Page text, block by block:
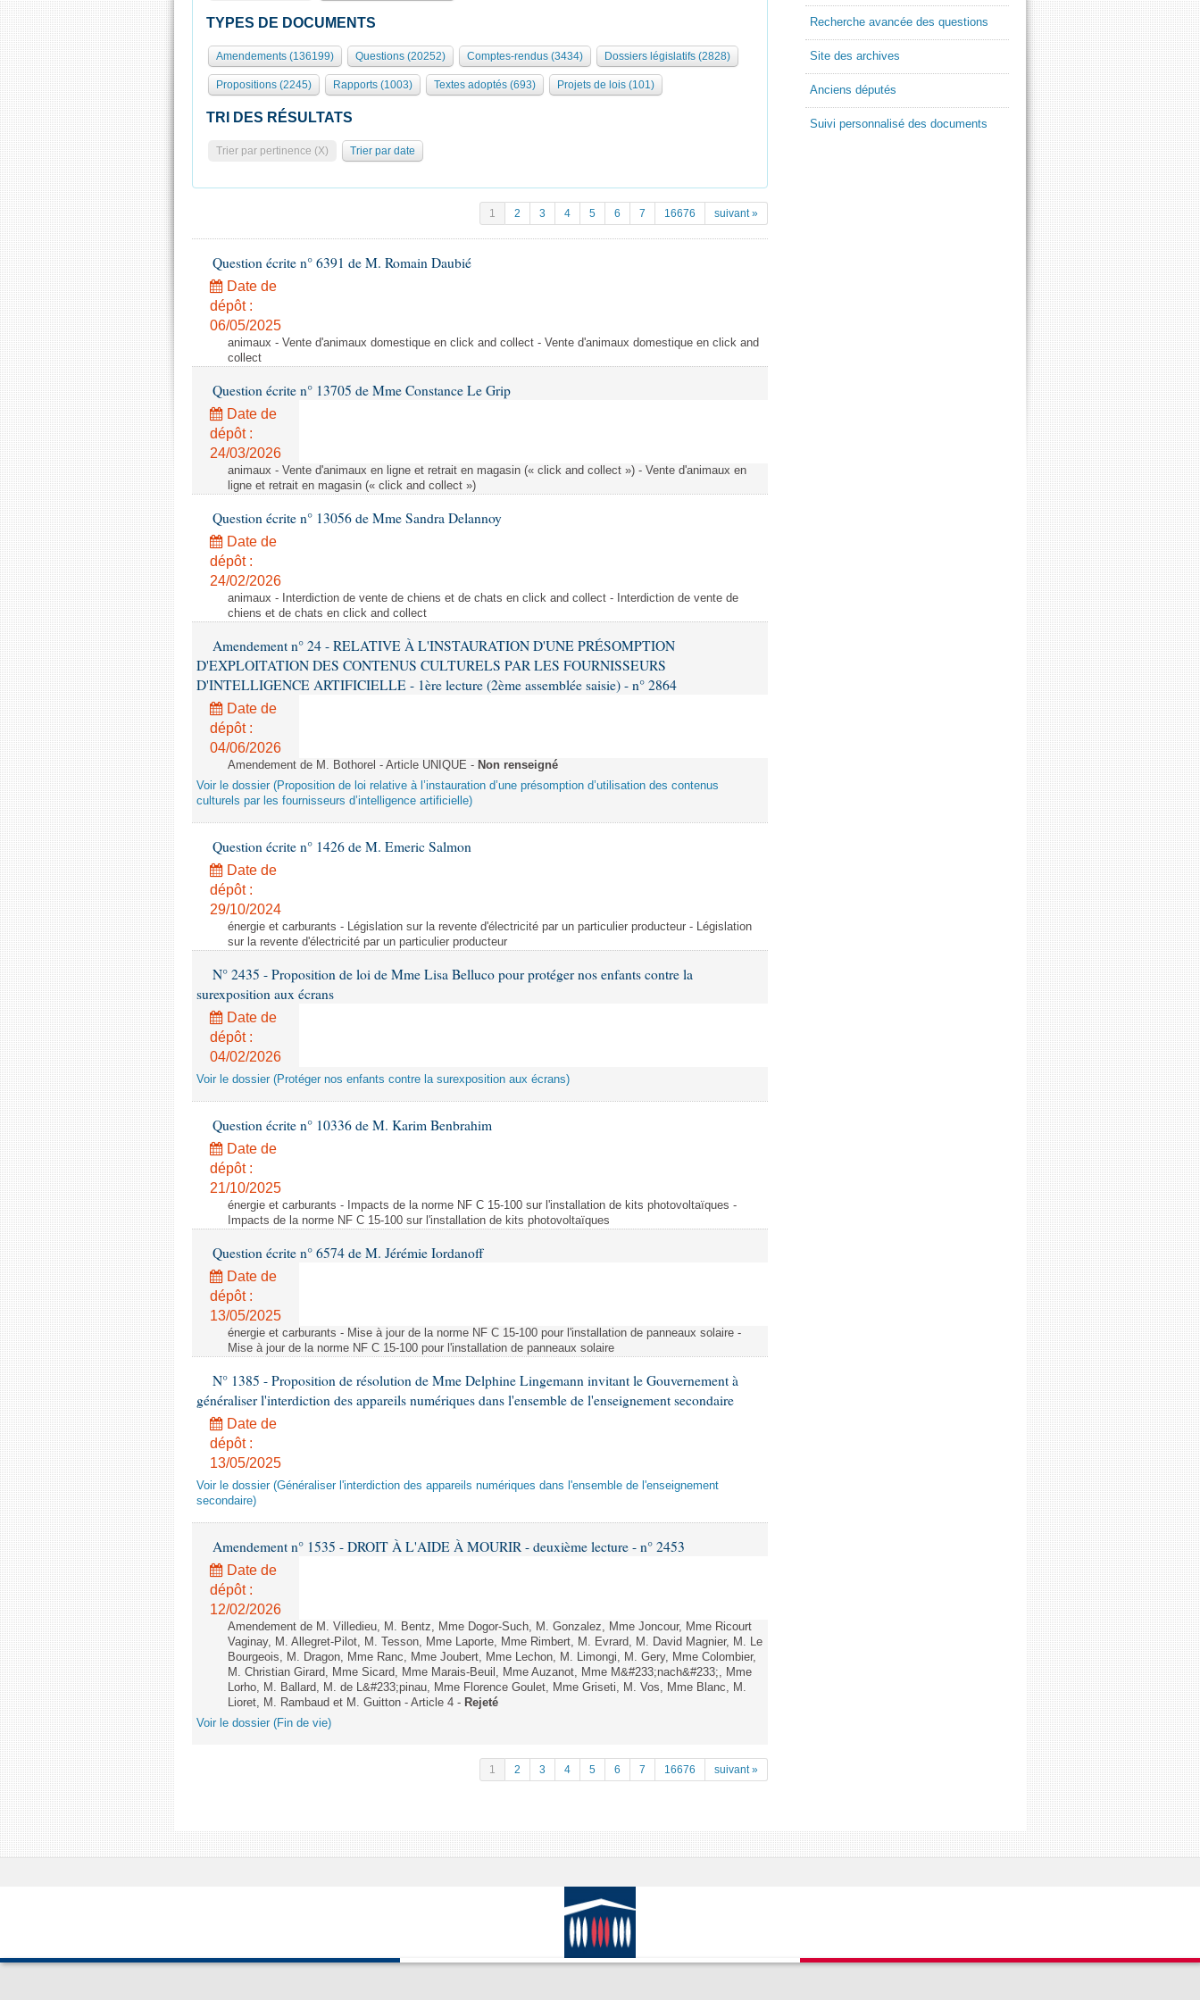
TYPES DE DOCUMENTS
Amendements (136199) Questions (20252) Comptes-rendus (3434) Dossiers législatifs (2828)
Propositions (2245) Rapports (1003) Textes adoptés (693) Projets de lois (101)
TRI DES RÉSULTATS
Trier par pertinence (X) Trier par date
1 2 3 4 5 6 7 16676 suivant »
Question écrite n° 6391 de M. Romain Daubié
Date de
dépôt :
06/05/2025
animaux - Vente d'animaux domestique en click and collect - Vente d'animaux domestique en click and
collect
Question écrite n° 13705 de Mme Constance Le Grip
Date de
dépôt :
24/03/2026
animaux - Vente d'animaux en ligne et retrait en magasin (« click and collect ») - Vente d'animaux en
ligne et retrait en magasin (« click and collect »)
Question écrite n° 13056 de Mme Sandra Delannoy
Date de
dépôt :
24/02/2026
animaux - Interdiction de vente de chiens et de chats en click and collect - Interdiction de vente de
chiens et de chats en click and collect
Amendement n° 24 - RELATIVE À L'INSTAURATION D'UNE PRÉSOMPTION
D'EXPLOITATION DES CONTENUS CULTURELS PAR LES FOURNISSEURS
D'INTELLIGENCE ARTIFICIELLE - 1ère lecture (2ème assemblée saisie) - n° 2864
Date de
dépôt :
04/06/2026
Amendement de M. Bothorel - Article UNIQUE - Non renseigné
Voir le dossier (Proposition de loi relative à l’instauration d’une présomption d’utilisation des contenus
culturels par les fournisseurs d’intelligence artificielle)
Question écrite n° 1426 de M. Emeric Salmon
Date de
dépôt :
29/10/2024
énergie et carburants - Législation sur la revente d'électricité par un particulier producteur - Législation
sur la revente d'électricité par un particulier producteur
N° 2435 - Proposition de loi de Mme Lisa Belluco pour protéger nos enfants contre la
surexposition aux écrans
Date de
dépôt :
04/02/2026
Voir le dossier (Protéger nos enfants contre la surexposition aux écrans)
Question écrite n° 10336 de M. Karim Benbrahim
Date de
dépôt :
21/10/2025
énergie et carburants - Impacts de la norme NF C 15-100 sur l'installation de kits photovoltaïques -
Impacts de la norme NF C 15-100 sur l'installation de kits photovoltaïques
Question écrite n° 6574 de M. Jérémie Iordanoff
Date de
dépôt :
13/05/2025
énergie et carburants - Mise à jour de la norme NF C 15-100 pour l'installation de panneaux solaire -
Mise à jour de la norme NF C 15-100 pour l'installation de panneaux solaire
N° 1385 - Proposition de résolution de Mme Delphine Lingemann invitant le Gouvernement à
généraliser l'interdiction des appareils numériques dans l'ensemble de l'enseignement secondaire
Date de
dépôt :
13/05/2025
Voir le dossier (Généraliser l'interdiction des appareils numériques dans l'ensemble de l'enseignement
secondaire)
Amendement n° 1535 - DROIT À L'AIDE À MOURIR - deuxième lecture - n° 2453
Date de
dépôt :
12/02/2026
Amendement de M. Villedieu, M. Bentz, Mme Dogor-Such, M. Gonzalez, Mme Joncour, Mme Ricourt
Vaginay, M. Allegret-Pilot, M. Tesson, Mme Laporte, Mme Rimbert, M. Evrard, M. David Magnier, M. Le
Bourgeois, M. Dragon, Mme Ranc, Mme Joubert, Mme Lechon, M. Limongi, M. Gery, Mme Colombier,
M. Christian Girard, Mme Sicard, Mme Marais-Beuil, Mme Auzanot, Mme M&#233;nach&#233;, Mme
Lorho, M. Ballard, M. de L&#233;pinau, Mme Florence Goulet, Mme Griseti, M. Vos, Mme Blanc, M.
Lioret, M. Rambaud et M. Guitton - Article 4 - Rejeté
Voir le dossier (Fin de vie)
1 2 3 4 5 6 7 16676 suivant »
Recherche avancée des questions
Site des archives
Anciens députés
Suivi personnalisé des documents